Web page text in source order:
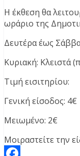
Η έκθεση θα
ωράριο της
Δευτέρα έως
Κυριακή: Κλειστά
Τιμή εισιτηρίου:
Γενική είσοδος: 4€
Μειωμένο: 2€
Μοιραστείτε την